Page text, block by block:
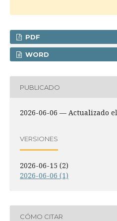
PDF
WORD
PUBLICADO
2026-06-06 — Actualizado
VERSIONES
2026-06-15 (2)
2026-06-06 (1)
CÓMO CITAR